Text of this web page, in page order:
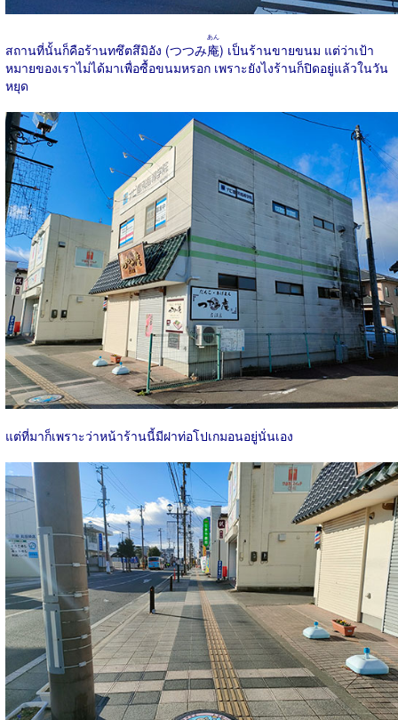
สถานที่นั้นก็คือร้านทซึตสึมิอัง (つつみ庵
あん
) เป็นร้านขายขนม แต่ว่าเป้า
หมายของเราไม่ได้มาเพื่อซื้อขนมหรอก เพราะยังไงร้านก็ปิดอยู่แล้วในวัน
หยุด
แต่ที่มาก็เพราะว่าหน้าร้านนี้มีฝาท่อโปเกมอนอยู่นั่นเอง